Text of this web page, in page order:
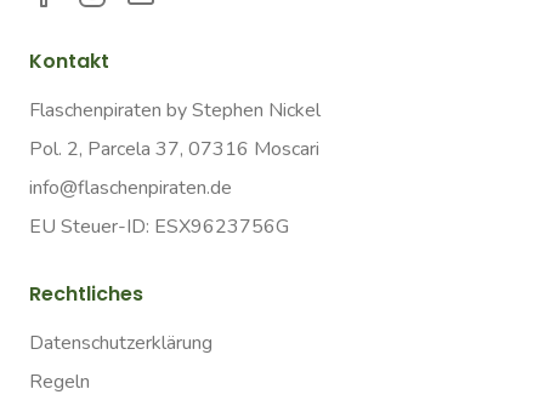
Kontakt
Flaschenpiraten by Stephen Nickel
Pol. 2, Parcela 37, 07316 Moscari
info@flaschenpiraten.de
EU Steuer-ID: ESX9623756G
Rechtliches
Datenschutzerklärung
Regeln